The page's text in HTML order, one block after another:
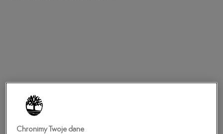
Chronimy Twoje dane